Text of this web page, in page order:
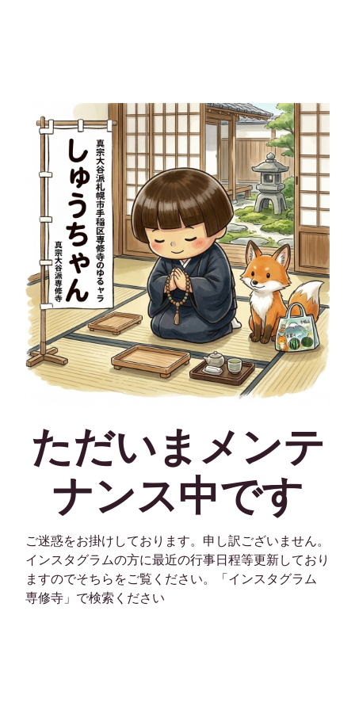
ただいまメンテ
ナンス中です
ご迷惑をお掛けしております。申し訳ございません。
インスタグラムの方に最近の行事日程等更新しており
ますのでそちらをご覧ください。「インスタグラム
専修寺」で検索ください